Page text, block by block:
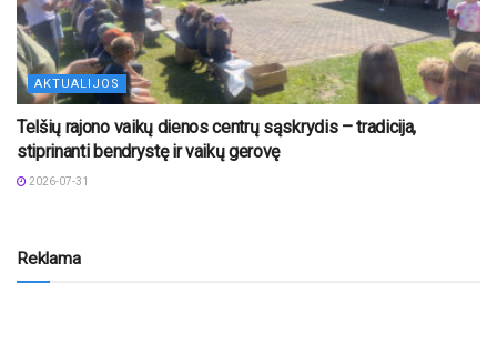
AKTUALIJOS
Telšių rajono vaikų dienos centrų sąskrydis – tradicija,
stiprinanti bendrystę ir vaikų gerovę
2026-07-31
Reklama